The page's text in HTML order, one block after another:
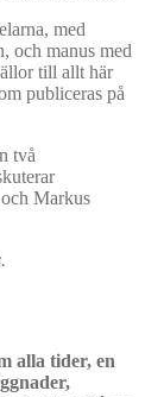
med
och manus med
till allt här
publiceras på
två
Markus
alla tider, en